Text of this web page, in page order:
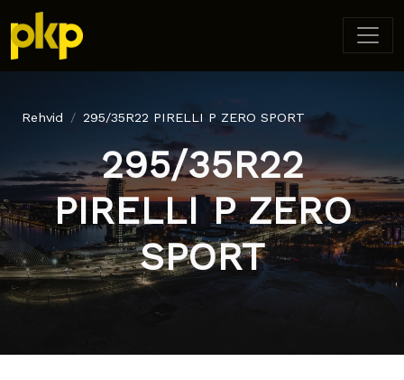
Rehvid 295/35R22 PIRELLI P ZERO SPORT
295/35R22
PIRELLI P ZERO
SPORT